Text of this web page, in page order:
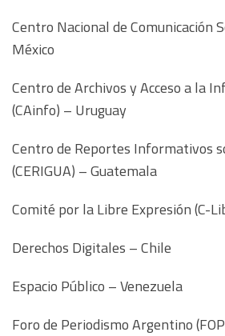
Centro Nacional de Comunicación
México
Centro de Archivos y Acceso a la
(CAinfo) – Uruguay
Centro de Reportes Informativos
(CERIGUA) – Guatemala
Comité por la Libre Expresión (C-
Derechos Digitales – Chile
Espacio Público – Venezuela
Foro de Periodismo Argentino